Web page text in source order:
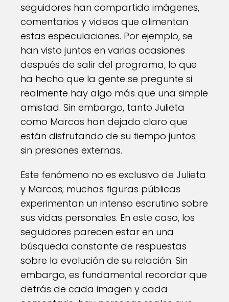
seguidores han compartido imágenes,
comentarios y videos que alimentan
estas especulaciones. Por ejemplo, se
han visto juntos en varias ocasiones
después de salir del programa, lo que
ha hecho que la gente se pregunte si
realmente hay algo más que una simple
amistad. Sin embargo, tanto Julieta
como Marcos han dejado claro que
están disfrutando de su tiempo juntos
sin presiones externas.
Este fenómeno no es exclusivo de Julieta
y Marcos; muchas figuras públicas
experimentan un intenso escrutinio sobre
sus vidas personales. En este caso, los
seguidores parecen estar en una
búsqueda constante de respuestas
sobre la evolución de su relación. Sin
embargo, es fundamental recordar que
detrás de cada imagen y cada